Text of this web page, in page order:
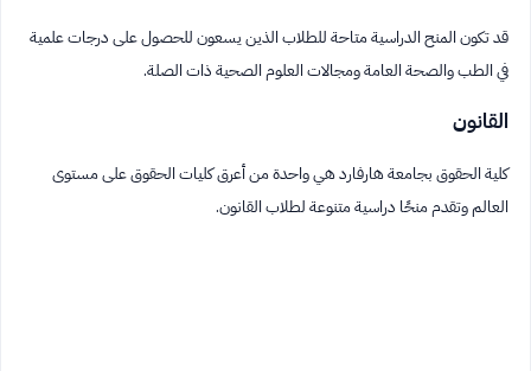
قد تكون المنح الدراسية متاحة للطلاب الذين يسعون للحصول على درجات علمية
في الطب والصحة العامة ومجالات العلوم الصحية ذات الصلة.
القانون
كلية الحقوق بجامعة هارفارد هي واحدة من أعرق كليات الحقوق على مستوى
العالم وتقدم منحًا دراسية متنوعة لطلاب القانون.